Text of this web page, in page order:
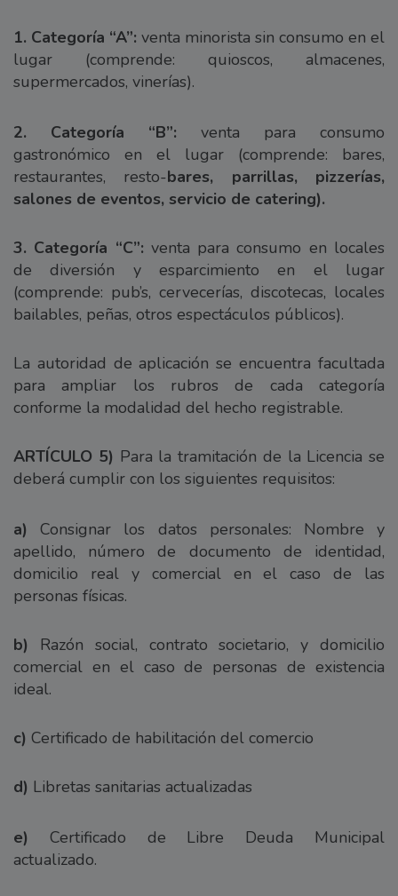
1. Categoría “A”: venta minorista sin consumo en el
lugar (comprende: quioscos, almacenes,
supermercados, vinerías).
2. Categoría “B”: venta para consumo
gastronómico en el lugar (comprende: bares,
restaurantes, resto-bares, parrillas, pizzerías,
salones de eventos, servicio de catering).
3. Categoría “C”: venta para consumo en locales
de diversión y esparcimiento en el lugar
(comprende: pub’s, cervecerías, discotecas, locales
bailables, peñas, otros espectáculos públicos).
La autoridad de aplicación se encuentra facultada
para ampliar los rubros de cada categoría
conforme la modalidad del hecho registrable.
ARTÍCULO 5) Para la tramitación de la Licencia se
deberá cumplir con los siguientes requisitos:
a) Consignar los datos personales: Nombre y
apellido, número de documento de identidad,
domicilio real y comercial en el caso de las
personas físicas.
b) Razón social, contrato societario, y domicilio
comercial en el caso de personas de existencia
ideal.
c) Certificado de habilitación del comercio
d) Libretas sanitarias actualizadas
e) Certificado de Libre Deuda Municipal
actualizado.